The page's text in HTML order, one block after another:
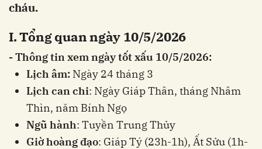
cháu.
I. Tổng quan ngày 10/5/2026
- Thông tin xem ngày tốt xấu 10/5/2026:
Lịch âm: Ngày 24 tháng 3
Lịch can chi: Ngày Giáp Thân, tháng Nhâm
Thìn, năm Bính Ngọ
Ngũ hành: Tuyền Trung Thủy
Giờ hoàng đạo: Giáp Tý (23h-1h), Ất Sửu (1h-